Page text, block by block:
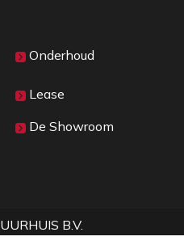
in rechte stand, op
Onderhoud
Lease
De Showroom
B.V.